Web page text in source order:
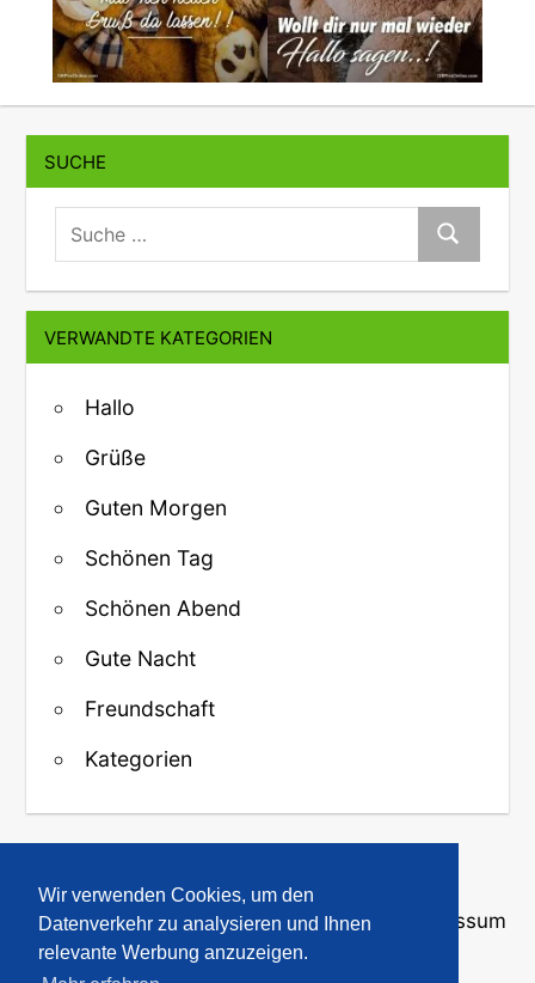
Wir verwenden Cookies, um den
Datenverkehr zu analysieren und Ihnen
relevante Werbung anzuzeigen.
SUCHE
suche:
Suche
VERWANDTE KATEGORIEN
Hallo
Grüße
Guten Morgen
Schönen Tag
Schönen Abend
Gute Nacht
Freundschaft
Kategorien
↑ Zurück zum Anfang
Über uns·Kontakt·Datenschutz Impressum